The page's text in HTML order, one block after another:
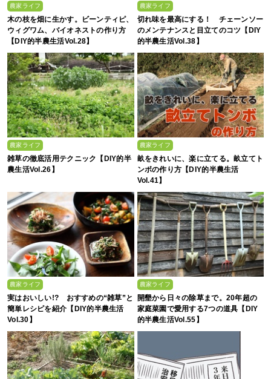
農家ライフ
木の枝を畑に生かす。ビーンティピ、
ウィグワム、バイオネストの作り方
【DIY的半農生活Vol.28】
農家ライフ
切れ味を最高にする！ チェーンソー
のメンテナンスと目立てのコツ【DIY
的半農生活Vol.38】
農家ライフ
雑草の徹底活用テクニック【DIY的半
農生活Vol.26】
農家ライフ
畝をきれいに、楽に立てる。畝立てト
ンボの作り方【DIY的半農生活
Vol.41】
農家ライフ
実はおいしい!? おすすめの“雑草”と
簡単レシピを紹介【DIY的半農生活
Vol.30】
農家ライフ
開墾から日々の除草まで。20年超の
家庭菜園で愛用する7つの道具【DIY
的半農生活Vol.55】